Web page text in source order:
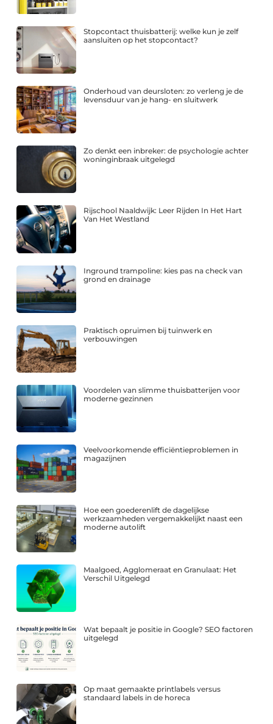
Stopcontact thuisbatterij: welke kun je zelf
aansluiten op het stopcontact?
Onderhoud van deursloten: zo verleng je de
levensduur van je hang- en sluitwerk
Zo denkt een inbreker: de psychologie achter
woninginbraak uitgelegd
Rijschool Naaldwijk: Leer Rijden In Het Hart
Van Het Westland
Inground trampoline: kies pas na check van
grond en drainage
Praktisch opruimen bij tuinwerk en
verbouwingen
Voordelen van slimme thuisbatterijen voor
moderne gezinnen
Veelvoorkomende efficiëntieproblemen in
magazijnen
Hoe een goederenlift de dagelijkse
werkzaamheden vergemakkelijkt naast een
moderne autolift
Maalgoed, Agglomeraat en Granulaat: Het
Verschil Uitgelegd
Wat bepaalt je positie in Google? SEO factoren
uitgelegd
Op maat gemaakte printlabels versus
standaard labels in de horeca